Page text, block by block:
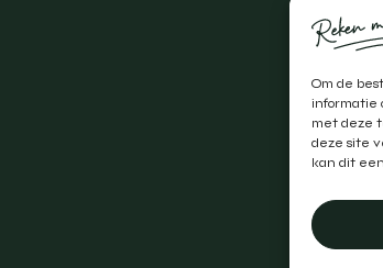
Om de
informatie
met deze
deze site
kan dit